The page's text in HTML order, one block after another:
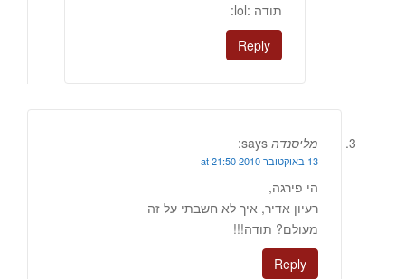
תודה :lol:
Reply
מליסנדה says:
13 באוקטובר 2010 at 21:50
הי פירגה,
רעיון אדיר, איך לא חשבתי על זה
מעולם? תודה!!!
Reply